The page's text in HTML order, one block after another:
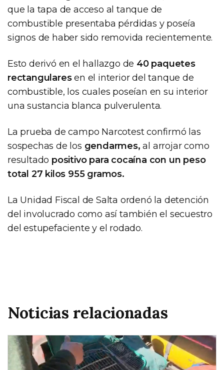
que la tapa de acceso al tanque de
combustible presentaba pérdidas y poseía
signos de haber sido removida recientemente.
Esto derivó en el hallazgo de 40 paquetes
rectangularesen el interior del tanque de
combustible, los cuales poseían en su interior
una sustancia blanca pulverulenta.
La prueba de campo Narcotest confirmó las
sospechas de los gendarmes, al arrojar como
resultado positivo para cocaína con un peso
total 27 kilos 955 gramos.
La Unidad Fiscal de Salta ordenó la detención
del involucrado como así también el secuestro
del estupefaciente y el rodado.
Noticias relacionadas